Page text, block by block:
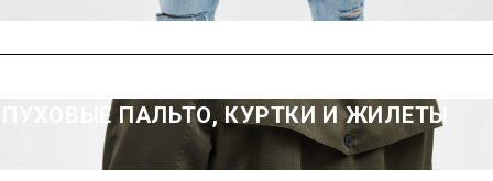
ПУХОВЫЕ ПАЛЬТО, КУРТКИ И ЖИЛЕТЫ